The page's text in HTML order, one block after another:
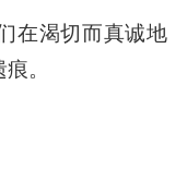
在渴切而真诚地
。